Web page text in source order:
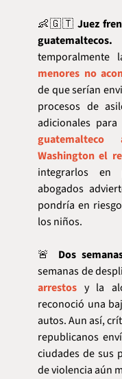
👶🇬🇹 Juez
guatemaltecos.
temporalmente
menores no
de que serían
procesos de
adicionales
Washington el
integrarlos en
abogados
pondría en
los niños.
🚨 Dos
semanas de
arrestos y la
reconoció una
autos. Aun así,
republicanos
ciudades de sus
de violencia aún